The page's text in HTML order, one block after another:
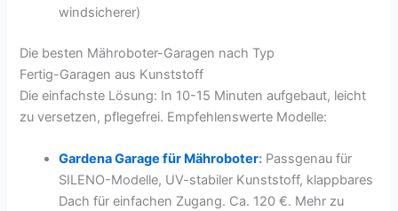
windsicherer)
Die besten Mähroboter-Garagen nach Typ
Fertig-Garagen aus Kunststoff
Die einfachste Lösung: In 10-15 Minuten aufgebaut, leicht
zu versetzen, pflegefrei. Empfehlenswerte Modelle:
Gardena Garage für Mähroboter: Passgenau für
SILENO-Modelle, UV-stabiler Kunststoff, klappbares
Dach für einfachen Zugang. Ca. 120 €. Mehr zu